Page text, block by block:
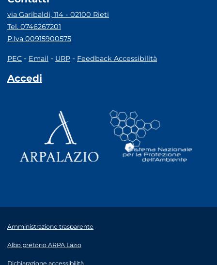
via Garibaldi, 114 - 02100 Rieti
Tel. 0746267201
P.Iva 00915900575
PEC - Email - URP - Feedback Accessibilità
Accedi
Amministrazione trasparente
Albo pretorio ARPA Lazio
Dichiarazione accessibilità